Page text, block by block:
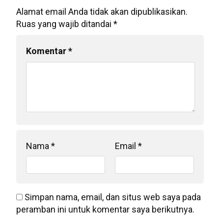
Alamat email Anda tidak akan dipublikasikan.
Ruas yang wajib ditandai *
Komentar*
Nama * Email *
Simpan nama, email, dan situs web saya pada
peramban ini untuk komentar saya berikutnya.